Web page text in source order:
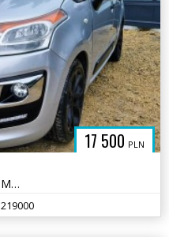
17 500 PLN
BENZYNA * klimatyzacja * AUTOMAT * super * okazja
219000